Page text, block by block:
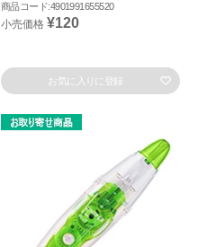
商品コード:4901991655520
小売価格 ¥120
お気に入りに登録